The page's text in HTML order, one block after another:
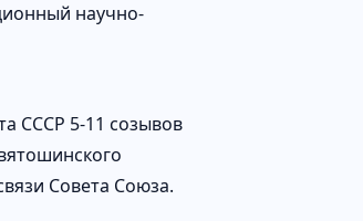
научно-
СССР 5-11 созывов
Совета Союза.